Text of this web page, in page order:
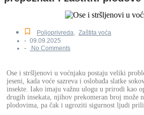
Poljoprivreda, Zaštita voća
- 09.09.2025
- No Comments
Ose i stršljenovi u voćnjaku postaju veliki
jeseni, kada voće sazreva i oslobađa slatke
insekte. Iako imaju važnu ulogu u prirodi kao
drugih insekata, njihov prekomeran broj može
plodovima, pa čak i ugroziti sigurnost ljudi